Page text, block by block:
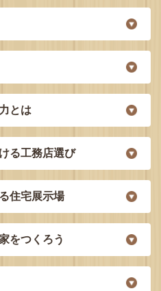
とは
る工務店選び
住宅展示場
をつくろう